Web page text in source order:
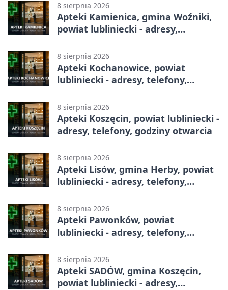
8 sierpnia 2026
Apteki Kamienica, gmina Woźniki,
powiat lubliniecki - adresy,
8 sierpnia 2026
Apteki Kochanowice, powiat
lubliniecki - adresy, telefony,
8 sierpnia 2026
Apteki Koszęcin, powiat lubliniecki -
adresy, telefony, godziny otwarcia
8 sierpnia 2026
Apteki Lisów, gmina Herby, powiat
lubliniecki - adresy, telefony,
8 sierpnia 2026
Apteki Pawonków, powiat
lubliniecki - adresy, telefony,
8 sierpnia 2026
Apteki SADÓW, gmina Koszęcin,
powiat lubliniecki - adresy,